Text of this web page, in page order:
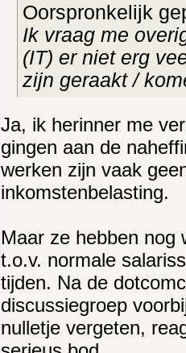
Oorspronkelijk
Ik vraag me
(IT) er niet erg
zijn geraakt /
Ja, ik herinner me
gingen aan de
werken zijn vaak
inkomstenbelasting.
Maar ze hebben nog
t.o.v. normale
tijden. Na de
discussiegroep
nulletje vergeten,